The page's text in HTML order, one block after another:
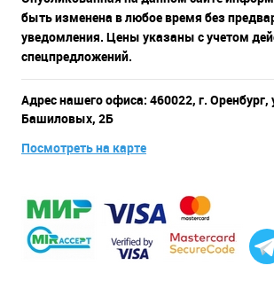
быть изменена в любое время без
уведомления. Цены указаны с учетом
спецпредложений.
Адрес нашего офиса: 460022, г. Оренбург,
Башиловых, 2Б
Посмотреть на карте